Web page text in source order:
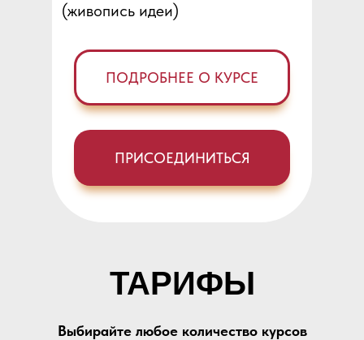
(живопись идеи)
ПОДРОБНЕЕ О КУРСЕ
ПРИСОЕДИНИТЬСЯ
ТАРИФЫ
Выбирайте любое количество курсов